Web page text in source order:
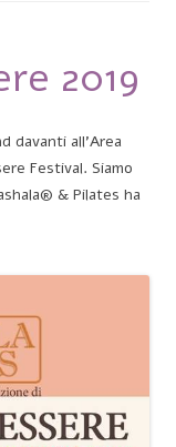
2019
davanti all’Area
Festival. Siamo
& Pilates ha